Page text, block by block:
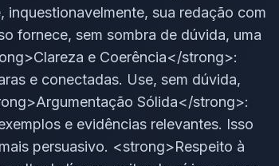
sua redação com
fornece, sem sombra de dúvida, uma
e Coerência</strong>:
e conectadas. Use, sem dúvida,
Sólida</strong>:
e evidências relevantes. Isso
persuasivo. <strong>Respeito à